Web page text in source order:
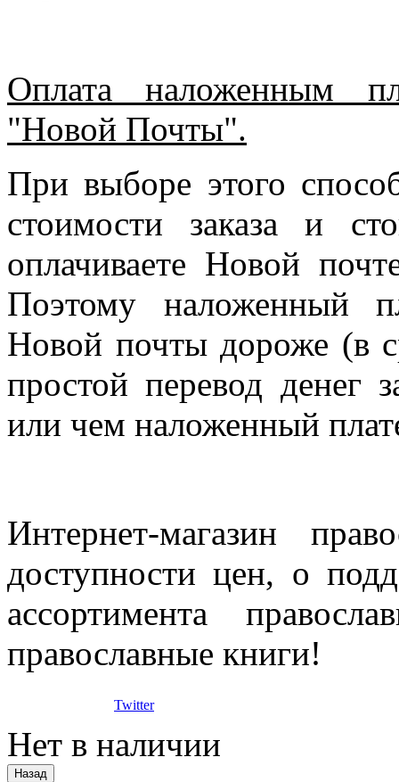
Оплата наложенным
"Новой Почты".
При выборе этого
стоимости заказа и
оплачиваете Новой
Поэтому наложенный
Новой почты дороже (в
простой перевод денег
или чем наложенный
Интернет-магазин
доступности цен, о
ассортимента
православные книги!
Twitter
Нет в наличии